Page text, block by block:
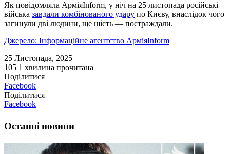
Як повідомляла АрміяInform, у ніч на 25 листопада російські
війська завдали комбінованого удару по Києву, внаслідок чого
загинули дві людини, ще шість — постраждали.
Джерело: Інформаційне агентство АрміяInform
25 Листопада, 2025
105 1 хвилина прочитана
Поділитися
Facebook
Поділитися
Facebook
Останні новини